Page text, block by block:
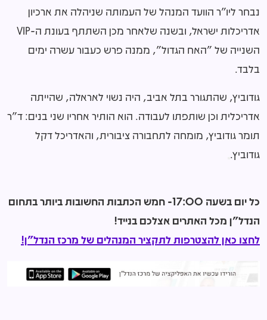
נבחר ליו"ר הוועד המנהל של העמותה שניהלה את ארכיון
אדריכלות ישראל, ובשנה שלאחר מכן השתתף בעונת ה-VIP
השנייה של "האח הגדול", ממנה פרש כעבור עשרה ימים
בלבד.
גודוביץ, שהתגורר בתל אביב, היה נשוי לאראלה, שהייתה
אדריכלית וכן שותפתו לעבודה. הוא הותיר אחריו שני בנים: ד"ר
תומר גודוביץ, מומחה לתחבורה ציבורית, והאדריכל דקל
גודוביץ.
כל יום בשעה 17:00- חמש הכתבות החשובות ביותר בתחום
הנדל"ן מכל האתרים אצלכם בנייד!
לחצו כאן להצטרפות לתקציר המנהלים של מרכז הנדל"ן!